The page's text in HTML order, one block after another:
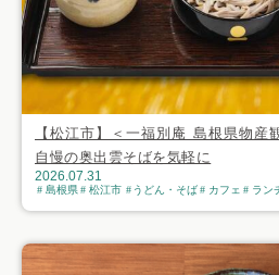
【松江市】＜一福別庵 島根県物産
自慢の奥出雲そばを気軽に
2026.07.31
島根県 松江市 うどん・そば カフェ ラン